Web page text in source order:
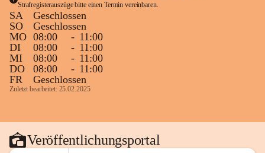
Strafregisterauszüge bitte einen Termin vereinbaren.
SA
Geschlossen
SO
Geschlossen
MO 08:00 - 11:00
DI
08:00 - 11:00
MI
08:00 - 11:00
DO
08:00 - 11:00
FR
Geschlossen
Zuletzt bearbeitet: 25.02.2025
Veröffentlichungsportal